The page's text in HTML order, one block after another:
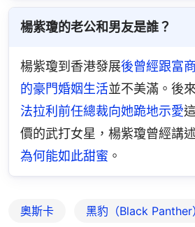
楊紫瓊的老公和男友是誰？
楊紫瓊到香港發展後曾經跟富
的豪門婚姻生活並不美滿。後
法拉利前任總裁向她跪地示愛
價的武打女星，楊紫瓊曾經講
為何能如此甜蜜 。
奧斯卡 黑豹（Black Panther